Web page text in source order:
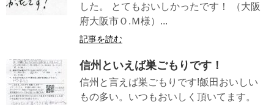
した。 とてもおいしかったです！ （大阪
府大阪市Ｏ.Ｍ様）...
記事を読む
信州といえば巣ごもりです！
信州と言えば巣ごもりです!飯田おいしい
もの多い。いつもおいしく頂いてます。